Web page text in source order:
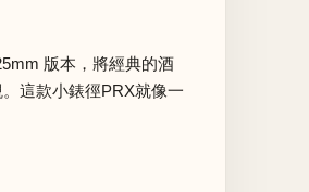
版本，將經典的酒
這款小錶徑PRX就像一